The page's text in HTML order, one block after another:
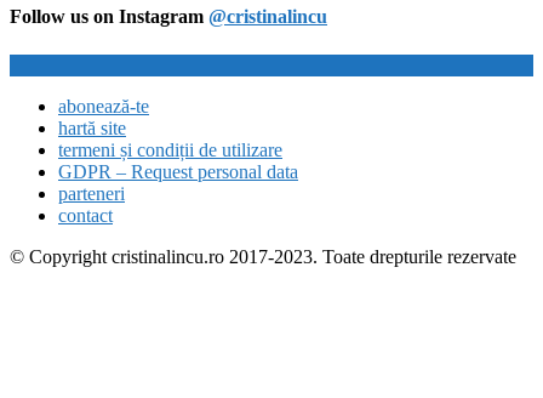
Follow us on Instagram @cristinalincu
abonează-te
hartă site
termeni și condiții de utilizare
GDPR – Request personal data
parteneri
contact
© Copyright cristinalincu.ro 2017-2023. Toate drepturile rezervate